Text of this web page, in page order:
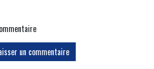
un commentaire